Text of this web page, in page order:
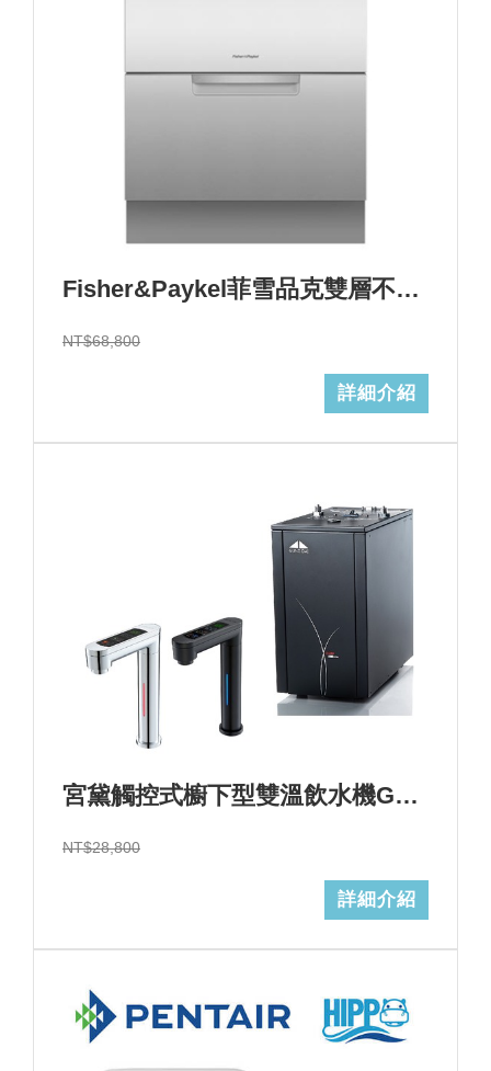
Fisher&Paykel菲雪品克雙層不鏽鋼洗碗機(14人份)型號:DD60DCHX9+基本安裝 (加Line ID:@ye888)結帳折$6800
NT$68,800
詳細介紹
宮黛觸控式櫥下型雙溫飲水機GD-600心+基本安裝+GD濾心 (加Line ID:@ye888)
NT$28,800
詳細介紹